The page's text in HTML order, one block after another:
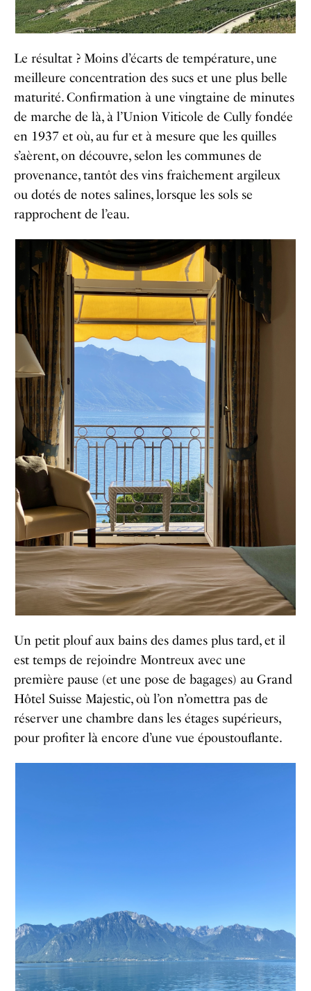
Le résultat ? Moins d’écarts de température, une
meilleure concentration des sucs et une plus belle
maturité. Confirmation à une vingtaine de minutes
de marche de là, à l’Union Viticole de Cully fondée
en 1937 et où, au fur et à mesure que les quilles
s’aèrent, on découvre, selon les communes de
provenance, tantôt des vins fraîchement argileux
ou dotés de notes salines, lorsque les sols se
rapprochent de l’eau.
Un petit plouf aux bains des dames plus tard, et il
est temps de rejoindre Montreux avec une
première pause (et une pose de bagages) au Grand
Hôtel Suisse Majestic, où l’on n’omettra pas de
réserver une chambre dans les étages supérieurs,
pour profiter là encore d’une vue époustouflante.